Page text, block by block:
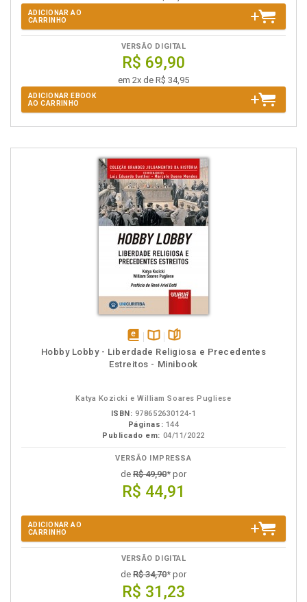
ADICIONAR AO
CARRINHO
VERSÃO DIGITAL
R$ 69,90
em 2x de R$ 34,95
ADICIONAR EBOOK
AO CARRINHO
disponível
em
Disponível
na
páginas
Hobby Lobby - Liberdade Religiosa e Precedentes
Estreitos - Minibook
Katya Kozicki e William Soares Pugliese
ISBN: 978652630124-1
Páginas: 144
Publicado em: 04/11/2022
VERSÃO IMPRESSA
de R$ 49,90* por
R$ 44,91
ADICIONAR AO
CARRINHO
VERSÃO DIGITAL
de R$ 34,70* por
R$ 31,23